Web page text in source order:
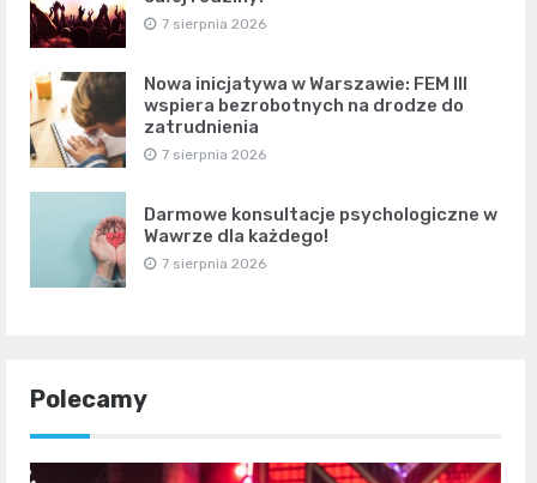
7 sierpnia 2026
Nowa inicjatywa w Warszawie: FEM III
wspiera bezrobotnych na drodze do
zatrudnienia
7 sierpnia 2026
Darmowe konsultacje psychologiczne w
Wawrze dla każdego!
7 sierpnia 2026
Polecamy